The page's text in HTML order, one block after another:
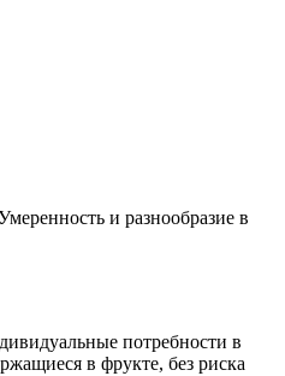
и разнообразие в
потребности в
в фрукте, без риска